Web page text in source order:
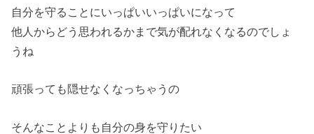
自分を守ることにいっぱいいっぱいになって
他人からどう思われるかまで気が配れなくなるのでしょ
うね
頑張っても隠せなくなっちゃうの
そんなことよりも自分の身を守りたい